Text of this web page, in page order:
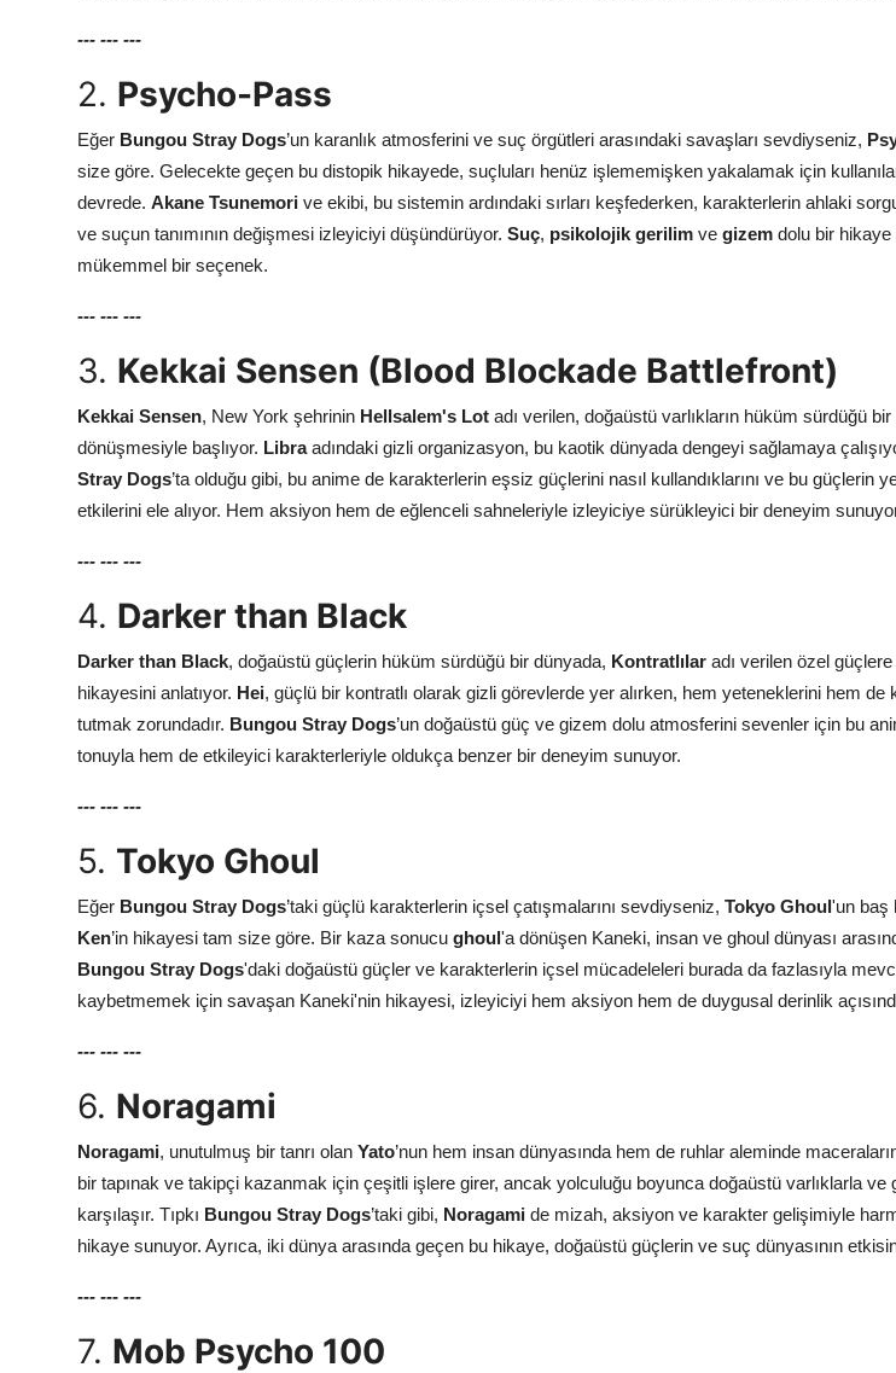
--- --- ---
2. Psycho-Pass
Eğer Bungou Stray Dogs’un karanlık atmosferini ve suç örgütleri arasındaki savaşları sevdiyseniz,
size göre. Gelecekte geçen bu distopik hikayede, suçluları henüz işlememişken yakalamak için
devrede. Akane Tsunemori ve ekibi, bu sistemin ardındaki sırları keşfederken, karakterlerin ahlaki
ve suçun tanımının değişmesi izleyiciyi düşündürüyor. Suç, psikolojik gerilim ve gizem dolu bir
mükemmel bir seçenek.
--- --- ---
3. Kekkai Sensen (Blood Blockade Battlefront)
Kekkai Sensen, New York şehrinin Hellsalem's Lot adı verilen, doğaüstü varlıkların hüküm sürdüğü
dönüşmesiyle başlıyor. Libraadındaki gizli organizasyon, bu kaotik dünyada dengeyi sağlamaya
Stray Dogs’ta olduğu gibi, bu anime de karakterlerin eşsiz güçlerini nasıl kullandıklarını ve bu güçlerin
etkilerini ele alıyor. Hem aksiyon hem de eğlenceli sahneleriyle izleyiciye sürükleyici bir deneyim
--- --- ---
4. Darker than Black
Darker than Black, doğaüstü güçlerin hüküm sürdüğü bir dünyada, Kontratlılar adı verilen özel
hikayesini anlatıyor. Hei, güçlü bir kontratlı olarak gizli görevlerde yer alırken, hem yeteneklerini hem de
tutmak zorundadır. Bungou Stray Dogs’un doğaüstü güç ve gizem dolu atmosferini sevenler için bu
tonuyla hem de etkileyici karakterleriyle oldukça benzer bir deneyim sunuyor.
--- --- ---
5. Tokyo Ghoul
Eğer Bungou Stray Dogs’taki güçlü karakterlerin içsel çatışmalarını sevdiyseniz, Tokyo Ghoul'un baş
Ken’in hikayesi tam size göre. Bir kaza sonucu ghoul'a dönüşen Kaneki, insan ve ghoul dünyası
Bungou Stray Dogs'daki doğaüstü güçler ve karakterlerin içsel mücadeleleri burada da fazlasıyla
kaybetmemek için savaşan Kaneki'nin hikayesi, izleyiciyi hem aksiyon hem de duygusal derinlik
--- --- ---
6. Noragami
Noragami, unutulmuş bir tanrı olan Yato’nun hem insan dünyasında hem de ruhlar aleminde
bir tapınak ve takipçi kazanmak için çeşitli işlere girer, ancak yolculuğu boyunca doğaüstü varlıklarla ve
karşılaşır. Tıpkı Bungou Stray Dogs’taki gibi, Noragami de mizah, aksiyon ve karakter gelişimiyle
hikaye sunuyor. Ayrıca, iki dünya arasında geçen bu hikaye, doğaüstü güçlerin ve suç dünyasının
--- --- ---
7. Mob Psycho 100